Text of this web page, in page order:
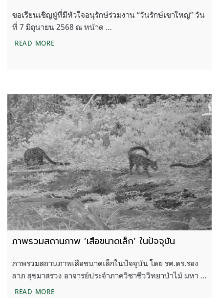
ขอเรียนเชิญผู้ที่มีหัวใจอนุรักษ์ร่วมงาน “วันรักษ์เขาใหญ่” วัน
ที่ 7 มิถุนายน 2568 ณ หน้าด …
READ MOREประชาสัมพันธ์ วันรักษ์เขาใหญ่
ภาพรวมสถานภาพ ‘เสือขนาดเล็ก’ ในปัจจุบัน
ภาพรวมสถานภาพเสือขนาดเล็กในปัจจุบัน โดย รศ.ดร.รอง
ลาภ สุขมาสรวง อาจารย์ประจำภาควิชาชีววิทยาป่าไม้ มหา …
READ MOREภาพรวมสถานภาพ ‘เสือขนาดเล็ก’ ในปัจจุบัน